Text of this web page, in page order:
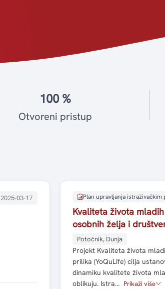
100 %
Otvoreni pristup
2025-03-17 Plan upravljanja istraživačkim
Kvaliteta života
osobnih želja i
Potočnik, Dunja
Projekt Kvaliteta života
prilika (YoQuLife) cilja
dinamiku kvalitete života
oblikuju. Istra… Prikaži više